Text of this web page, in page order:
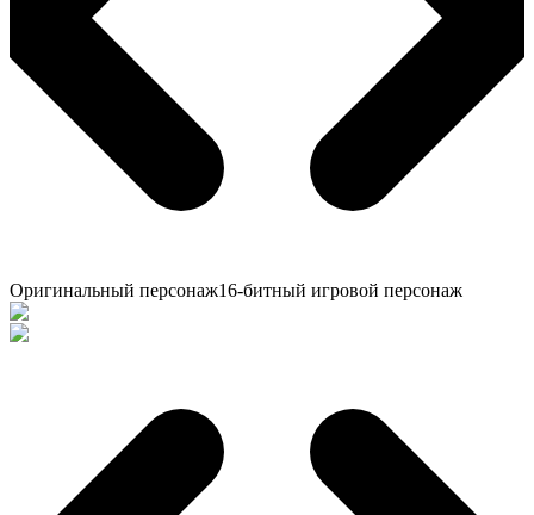
Оригинальный персонаж16-битный игровой персонаж